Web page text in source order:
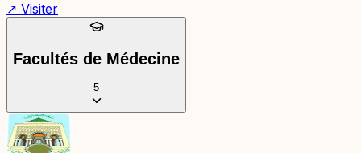
↗ Visiter
Facultés de Médecine
5